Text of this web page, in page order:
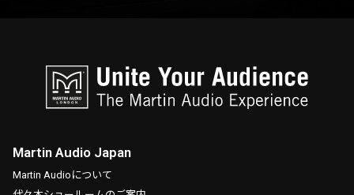
Martin Audio Japan
Martin Audioについて